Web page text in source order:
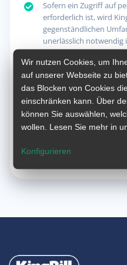
Sofern ein Zugriff auf
erforderlich ist, wird
gegenständlichen
unerlässlich notwendig
eventuell
Alle Arbeiten im Wege
dokumentiert und
Der verantwortliche
personenbezogene
gesetzlicher
geheim zu halten
jeweiligen
Dauer der Sitzung.
Wir nutzen Cookies, um
auf unserer Webseite zu
das Blocken von Cookies
einschränken kann. Über
können Sie auswählen,
wollen. Lesen Sie mehr in
Konfigurieren